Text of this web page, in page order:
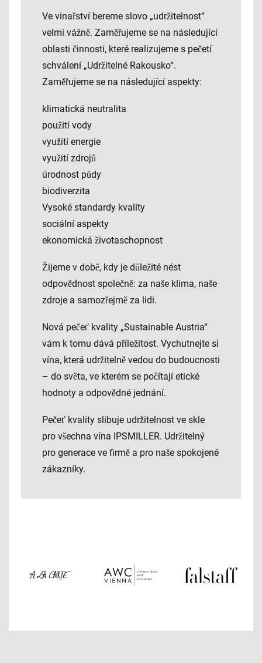
Ve vinařství bereme slovo „udržitelnost“
velmi vážně. Zaměřujeme se na následující
oblasti činnosti, které realizujeme s pečetí
schválení „Udržitelné Rakousko“.
Zaměřujeme se na následující aspekty:
klimatická neutralita
použití vody
využití energie
využití zdrojů
úrodnost půdy
biodiverzita
Vysoké standardy kvality
sociální aspekty
ekonomická životaschopnost
Žijeme v době, kdy je důležité nést
odpovědnost společně: za naše klima, naše
zdroje a samozřejmě za lidi.
Nová pečeť kvality „Sustainable Austria“
vám k tomu dává příležitost. Vychutnejte si
vína, která udržitelně vedou do budoucnosti
– do světa, ve kterém se počítají etické
hodnoty a odpovědné jednání.
Pečeť kvality slibuje udržitelnost ve skle
pro všechna vína IPSMILLER. Udržitelný
pro generace ve firmě a pro naše spokojené
zákazníky.